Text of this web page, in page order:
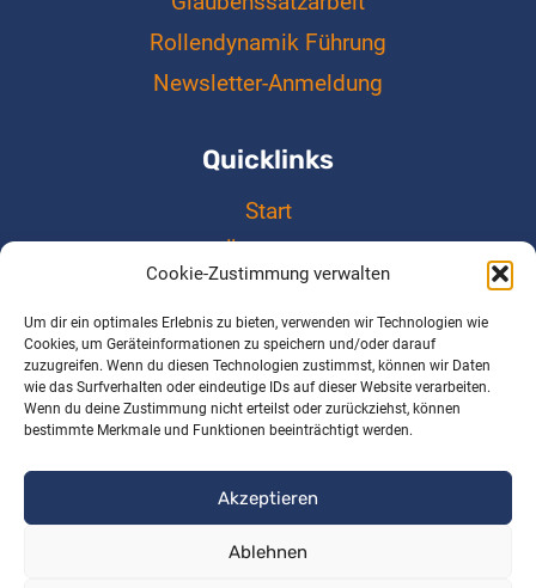
Cookie-Zustimmung verwalten
Um dir ein optimales Erlebnis zu bieten, verwenden wir Technologien wie
Cookies, um Geräteinformationen zu speichern und/oder darauf
zuzugreifen. Wenn du diesen Technologien zustimmst, können wir Daten
wie das Surfverhalten oder eindeutige IDs auf dieser Website verarbeiten.
Wenn du deine Zustimmung nicht erteilst oder zurückziehst, können
bestimmte Merkmale und Funktionen beeinträchtigt werden.
Akzeptieren
Ablehnen
Rollendynamik Führung
Newsletter-Anmeldung
Quicklinks
Start
Cookie-Richtlinie (EU)
Kontakt
Impressum
Datenschutz
©2020-2026 selbstführen W2 GmbH -